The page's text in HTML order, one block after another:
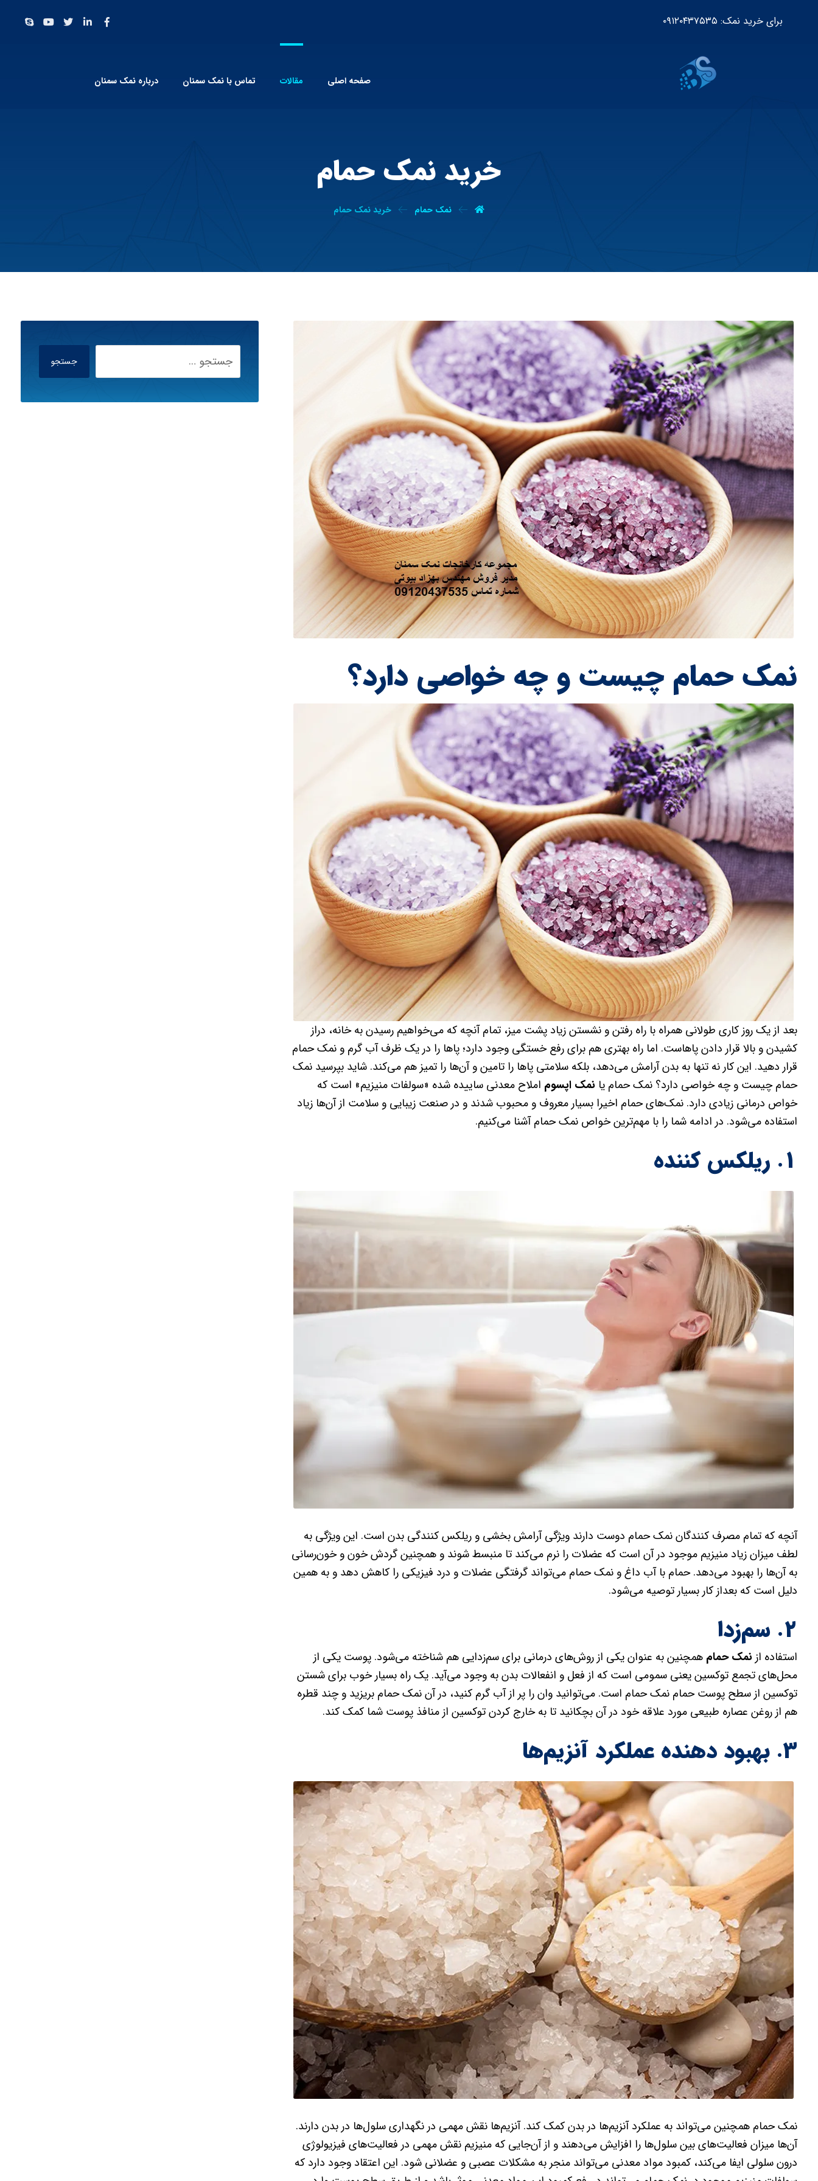
برای خرید نمک: ۰۹۱۲۰۴۳۷۵۳۵
صفحه اصلی مقالات تماس با نمک سمنان درباره نمک سمنان
خرید نمک حمام
نمک حمام خرید نمک حمام
نمک حمام چیست و چه خواصی دارد؟
بعد از یک روز کاری طولانی همراه با راه رفتن و نشستن زیاد پشت میز، تمام آنچه که می‌خواهیم رسیدن به خانه، دراز
کشیدن و بالا قرار دادن پاهاست. اما راه بهتری هم برای رفع خستگی وجود دارد؛ پاها را در یک ظرف آب گرم و نمک حمام
قرار دهید. این کار نه تنها به بدن آرامش می‌دهد، بلکه سلامتی پاها را تامین و آن‌ها را تمیز هم می‌کند. شاید بپرسید نمک
حمام چیست و چه خواصی دارد؟ نمک حمام یا نمک اپسوم املاح معدنی ساییده شده «سولفات منیزیم» است که
خواص درمانی زیادی دارد. نمک‌های حمام اخیرا بسیار معروف و محبوب شدند و در صنعت زیبایی و سلامت از آن‌ها زیاد
استفاده می‌شود. در ادامه شما را با مهم‌ترین خواص نمک حمام آشنا می‌کنیم.
۱. ریلکس کننده
آنچه که تمام مصرف کنندگان نمک حمام دوست دارند ویژگی آرامش بخشی و ریلکس کنندگی بدن است. این ویژگی به
لطف میزان زیاد منیزیم موجود در آن است که عضلات را نرم می‌کند تا منبسط شوند و همچنین گردش خون و خون‌رسانی
به آن‌ها را بهبود می‌دهد. حمام با آب داغ و نمک حمام می‌تواند گرفتگی عضلات و درد فیزیکی را کاهش دهد و به همین
دلیل است که بعداز کار بسیار توصیه می‌شود.
۲. سم‌زدا
استفاده از نمک حمام همچنین به عنوان یکی از روش‌های درمانی برای سم‌زدایی هم شناخته می‌شود. پوست یکی از
محل‌های تجمع توکسین یعنی سمومی است که از فعل و انفعالات‌ بدن به وجود می‌آید. یک راه بسیار خوب برای شستن
توکسین از سطح پوست حمام نمک حمام است. می‌توانید وان را پر از آب گرم کنید، در آن نمک حمام بریزید و چند قطره
هم از روغن عصاره طبیعی مورد علاقه خود در آن بچکانید تا به خارج کردن توکسین از منافذ پوست شما کمک کند.
۳. بهبود دهنده عملکرد آنزیم‌ها
نمک حمام همچنین می‌تواند به عملکرد آنزیم‌ها در بدن کمک کند. آنزیم‌ها نقش مهمی در نگهداری سلول‌ها در بدن دارند.
آن‌ها میزان فعالیت‌های بین سلول‌ها را افزایش می‌دهند و از آن‌جایی که منیزیم نقش مهمی در فعالیت‌های فیزیولوژی
درون سلولی ایفا می‌کند، کمبود مواد معدنی می‌تواند منجر به مشکلات عصبی و عضلانی شود. این اعتقاد وجود دارد که
جستجو